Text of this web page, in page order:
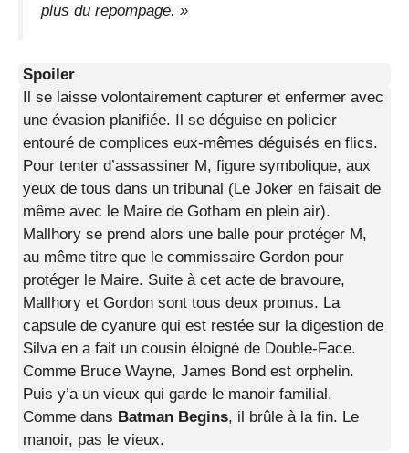
plus du repompage. »
Spoiler
Il se laisse volontairement capturer et enfermer avec
une évasion planifiée. Il se déguise en policier
entouré de complices eux-mêmes déguisés en flics.
Pour tenter d’assassiner M, figure symbolique, aux
yeux de tous dans un tribunal (Le Joker en faisait de
même avec le Maire de Gotham en plein air).
Mallhory se prend alors une balle pour protéger M,
au même titre que le commissaire Gordon pour
protéger le Maire. Suite à cet acte de bravoure,
Mallhory et Gordon sont tous deux promus. La
capsule de cyanure qui est restée sur la digestion de
Silva en a fait un cousin éloigné de Double-Face.
Comme Bruce Wayne, James Bond est orphelin.
Puis y’a un vieux qui garde le manoir familial.
Comme dans Batman Begins, il brûle à la fin. Le
manoir, pas le vieux.